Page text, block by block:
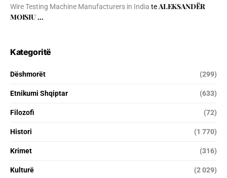
Wire Testing Machine Manufacturers in India teALEKSANDËR
MOISIU …
Kategoritë
Dëshmorët (299)
Etnikumi Shqiptar (633)
Filozofi (72)
Histori (1 770)
Krimet (316)
Kulturë (2 029)